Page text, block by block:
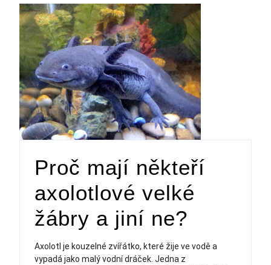
Proč mají někteří
axolotlové velké
žábry a jiní ne?
Axolotl je kouzelné zvířátko, které žije ve vodě a
vypadá jako malý vodní dráček. Jedna z